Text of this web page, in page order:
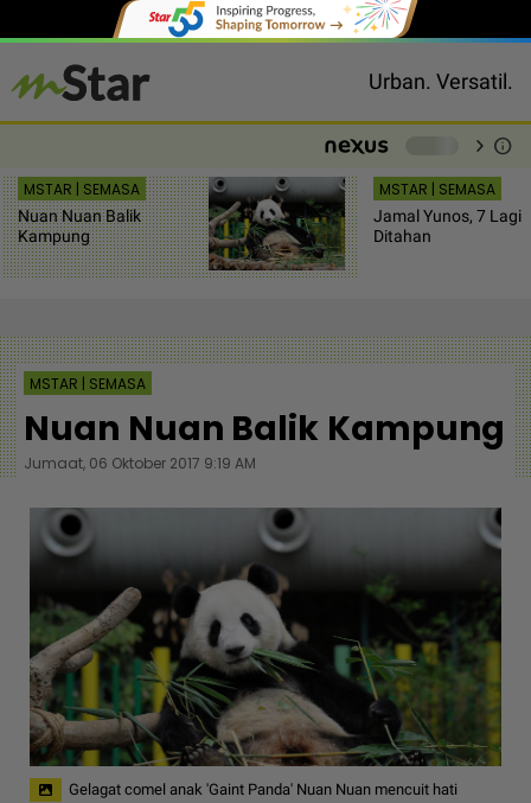
Urban. Versatil.
chevron_right info
MSTAR | SEMASA
Nuan Nuan Balik
Kampung
MSTAR | SEMASA
Jamal Yunos, 7 Lagi
Ditahan
MSTAR | SEMASA
Nuan Nuan Balik Kampung
Jumaat, 06 Oktober 2017 9:19 AM
Gelagat comel anak 'Gaint Panda' Nuan Nuan mencuit hati